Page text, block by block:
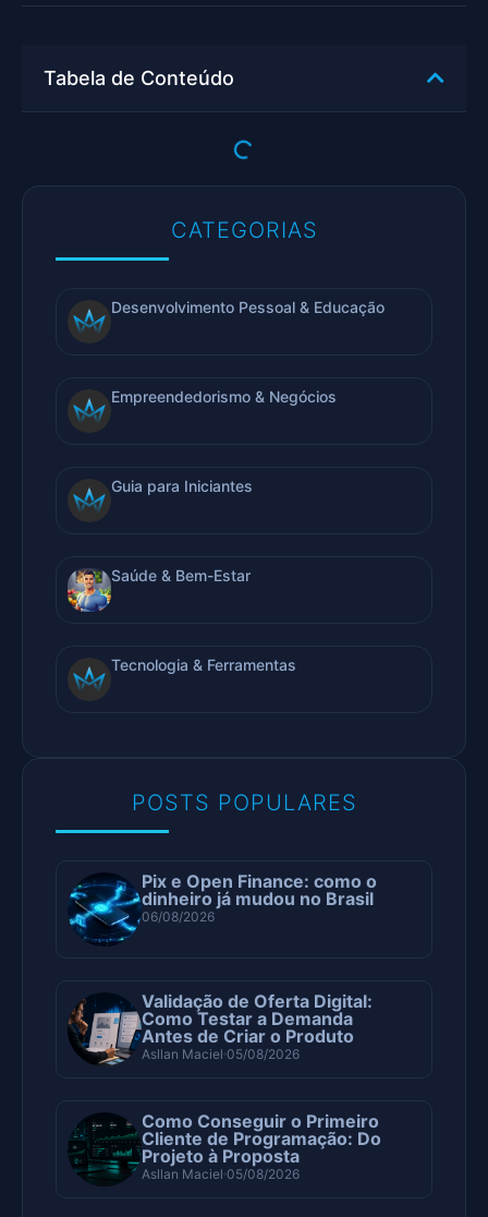
Tabela de Conteúdo
CATEGORIAS
Desenvolvimento Pessoal & Educação
Empreendedorismo & Negócios
Guia para Iniciantes
Saúde & Bem-Estar
Tecnologia & Ferramentas
POSTS POPULARES
Pix e Open Finance: como o
dinheiro já mudou no Brasil
06/08/2026
Validação de Oferta Digital:
Como Testar a Demanda
Antes de Criar o Produto
Asllan Maciel 05/08/2026
Como Conseguir o Primeiro
Cliente de Programação: Do
Projeto à Proposta
Asllan Maciel 05/08/2026